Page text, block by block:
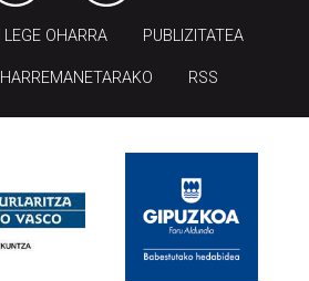
LEGE OHARRA PUBLIZITATEA
HARREMANETARAKO RSS